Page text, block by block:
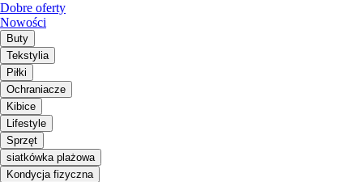
Dobre oferty
Nowości
Buty
Tekstylia
Piłki
Ochraniacze
Kibice
Lifestyle
Sprzęt
siatkówka plażowa
Kondycja fizyczna